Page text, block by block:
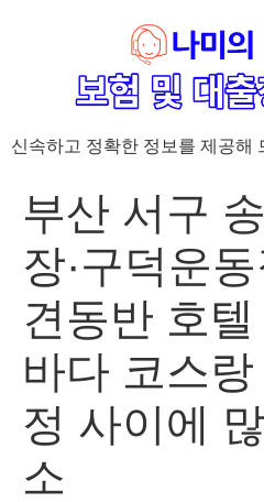
신속하고 정확한 정보를 제공해
부산 서구
장·구덕운
견동반 호텔
바다 코스
정 사이에
소